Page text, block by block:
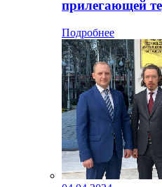
прилегающей
Подробнее